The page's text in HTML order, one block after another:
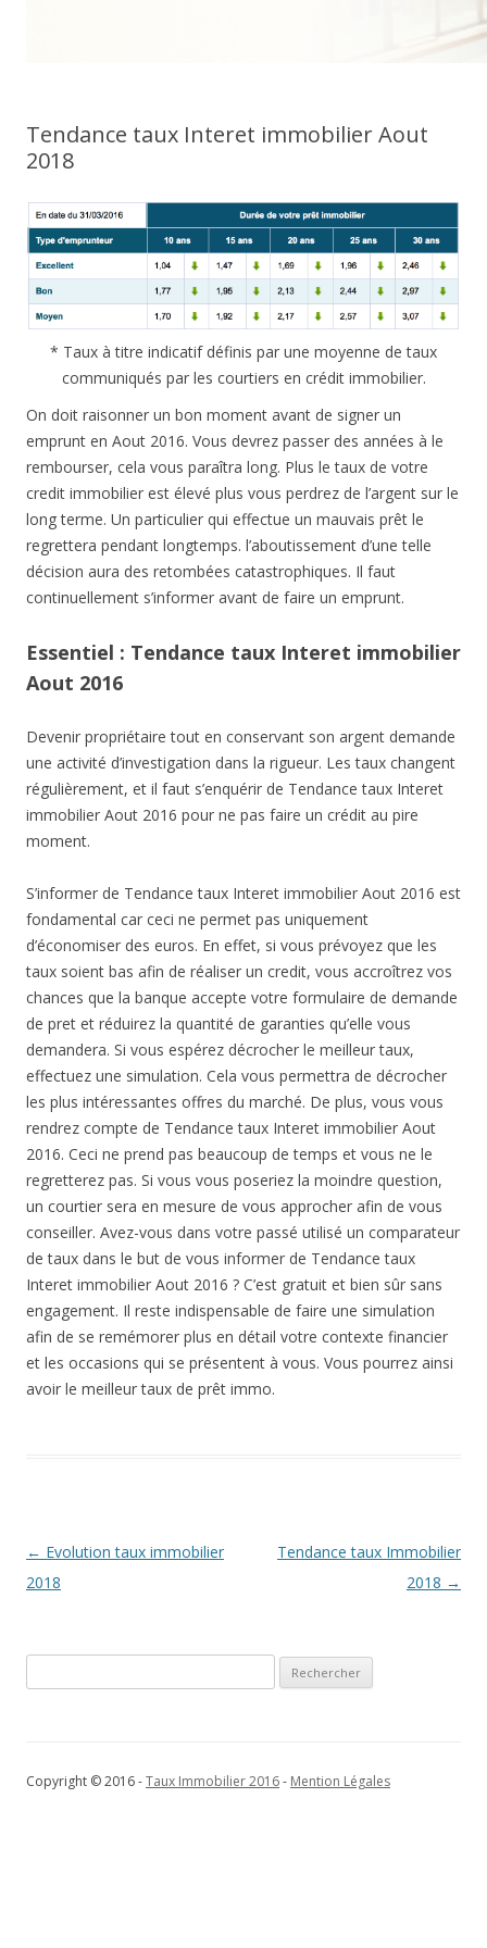
Tendance taux Interet immobilier Aout
2018
* Taux à titre indicatif définis par une moyenne de taux
communiqués par les courtiers en crédit immobilier.
On doit raisonner un bon moment avant de signer un
emprunt en Aout 2016. Vous devrez passer des années à le
rembourser, cela vous paraîtra long. Plus le taux de votre
credit immobilier est élevé plus vous perdrez de l’argent sur le
long terme. Un particulier qui effectue un mauvais prêt le
regrettera pendant longtemps. l’aboutissement d’une telle
décision aura des retombées catastrophiques. Il faut
continuellement s’informer avant de faire un emprunt.
Essentiel : Tendance taux Interet immobilier
Aout 2016
Devenir propriétaire tout en conservant son argent demande
une activité d’investigation dans la rigueur. Les taux changent
régulièrement, et il faut s’enquérir de Tendance taux Interet
immobilier Aout 2016 pour ne pas faire un crédit au pire
moment.
S’informer de Tendance taux Interet immobilier Aout 2016 est
fondamental car ceci ne permet pas uniquement
d’économiser des euros. En effet, si vous prévoyez que les
taux soient bas afin de réaliser un credit, vous accroîtrez vos
chances que la banque accepte votre formulaire de demande
de pret et réduirez la quantité de garanties qu’elle vous
demandera. Si vous espérez décrocher le meilleur taux,
effectuez une simulation. Cela vous permettra de décrocher
les plus intéressantes offres du marché. De plus, vous vous
rendrez compte de Tendance taux Interet immobilier Aout
2016. Ceci ne prend pas beaucoup de temps et vous ne le
regretterez pas. Si vous vous poseriez la moindre question,
un courtier sera en mesure de vous approcher afin de vous
conseiller. Avez-vous dans votre passé utilisé un comparateur
de taux dans le but de vous informer de Tendance taux
Interet immobilier Aout 2016 ? C’est gratuit et bien sûr sans
engagement. Il reste indispensable de faire une simulation
afin de se remémorer plus en détail votre contexte financier
et les occasions qui se présentent à vous. Vous pourrez ainsi
avoir le meilleur taux de prêt immo.
Navigation
des
← Evolution taux immobilier
2018
Tendance taux Immobilier
2018 →
Copyright © 2016 -Taux Immobilier 2016- Mention Légales